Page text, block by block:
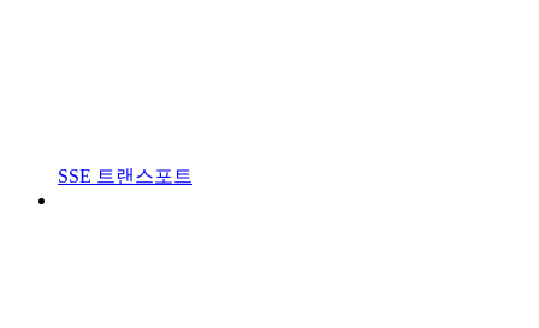
SSE 트랜스포트